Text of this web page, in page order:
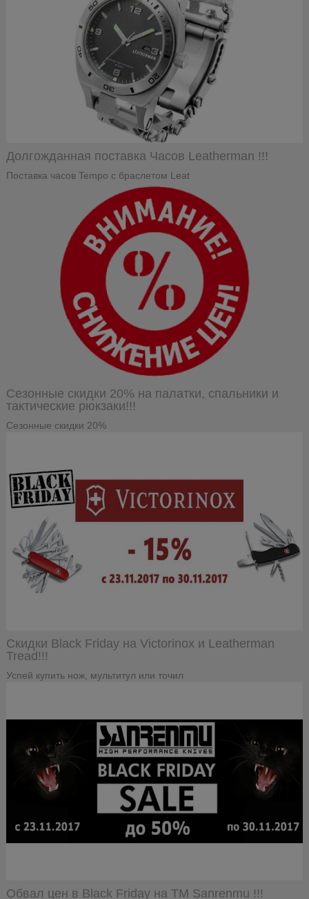
Долгожданная поставка Часов Leatherman !!!
Поставка часов Tempo с браслетом Leat
Сезонные скидки 20% на палатки, спальники и
тактические рюкзаки!!!
Сезонные скидки 20%
Скидки Black Friday на Victorinox и Leatherman
Tread!!!
Успей купить нож, мультитул или точил
Обвал цен в Black Friday на TM Sanrenmu !!!